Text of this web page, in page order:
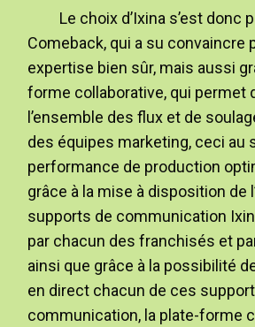
Le choix d’Ixina s’est donc
Comeback, qui a su convaincre
expertise bien sûr, mais aussi
forme collaborative, qui permet
l’ensemble des flux et de
des équipes marketing, ceci au
performance de production
grâce à la mise à disposition de
supports de communication
par chacun des franchisés et
ainsi que grâce à la possibilité
en direct chacun de ces
communication, la plate-forme